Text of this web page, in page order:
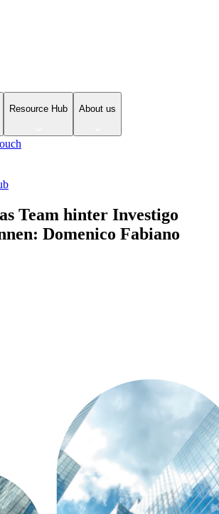
Resource Hub About us
Team hinter Investigo
Domenico Fabiano